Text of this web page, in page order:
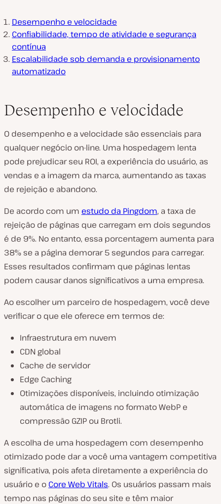
Desempenho e velocidade
Confiabilidade, tempo de atividade e segurança
contínua
Escalabilidade sob demanda e provisionamento
automatizado
Desempenho e velocidade
O desempenho e a velocidade são essenciais para
qualquer negócio on-line. Uma hospedagem lenta
pode prejudicar seu ROI, a experiência do usuário, as
vendas e a imagem da marca, aumentando as taxas
de rejeição e abandono.
De acordo com um estudo da Pingdom, a taxa de
rejeição de páginas que carregam em dois segundos
é de 9%. No entanto, essa porcentagem aumenta para
38% se a página demorar 5 segundos para carregar.
Esses resultados confirmam que páginas lentas
podem causar danos significativos a uma empresa.
Ao escolher um parceiro de hospedagem, você deve
verificar o que ele oferece em termos de:
Infraestrutura em nuvem
CDN global
Cache de servidor
Edge Caching
Otimizações disponíveis, incluindo otimização
automática de imagens no formato WebP e
compressão GZIP ou Brotli.
A escolha de uma hospedagem com desempenho
otimizado pode dar a você uma vantagem competitiva
significativa, pois afeta diretamente a experiência do
usuário e o Core Web Vitals. Os usuários passam mais
tempo nas páginas do seu site e têm maior